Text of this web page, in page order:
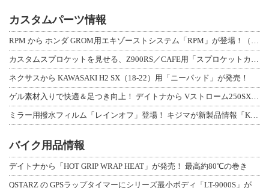
カスタムパーツ情報
ネクサスから KAWASAKI H2 SX（18-22）用「ニーパッド」が発売！
バイク用品情報
デイトナから「HOT GRIP WRAP HEAT」が発売！ 最高約80℃の巻き
QSTARZ の GPSラップタイマーにシリーズ最小ボディ「LT-9000S」が